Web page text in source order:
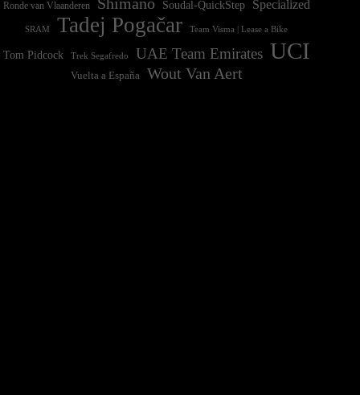
Ronde van Vlaanderen Soudal-QuickStep Specialized
SRAM Tadej Pogačar Team Visma | Lease a Bike
Tom Pidcock Trek Segafredo UAE Team Emirates UCI
Vuelta a España Wout Van Aert